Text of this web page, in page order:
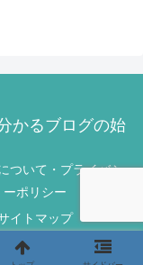
かるブログの始
ついて・プライバシ
ーポリシー
イトマップ
るブログの始め方.